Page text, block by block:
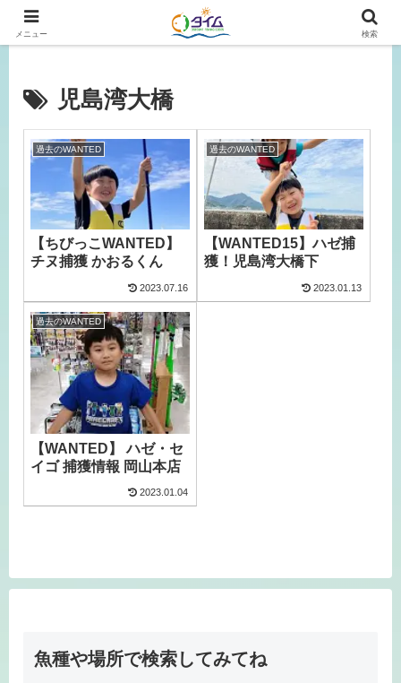
広島、岡山の釣り情報はタイムにおまかせ！
児島湾大橋
過去のWANTED
【ちびっこWANTED】
チヌ捕獲 かおるくん
2023.07.16
過去のWANTED
【WANTED15】ハゼ捕
獲！児島湾大橋下
2023.01.13
過去のWANTED
【WANTED】 ハゼ・セ
イゴ 捕獲情報 岡山本店
2023.01.04
魚種や場所で検索してみてね
メニュー 検索